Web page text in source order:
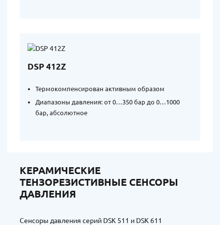
DSP 412Z
Термокомпенсирован активным образом
Диапазоны давления: от 0…350 бар до 0…1000
бар, абсолютное
КЕРАМИЧЕСКИЕ
ТЕНЗОРЕЗИСТИВНЫЕ СЕНСОРЫ
ДАВЛЕНИЯ
Сенсоры давления серий DSK 511 и DSK 611